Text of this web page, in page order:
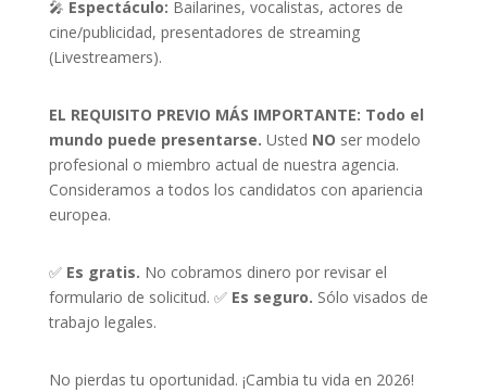
🎤 Espectáculo: Bailarines, vocalistas, actores de
cine/publicidad, presentadores de streaming
(Livestreamers).
EL REQUISITO PREVIO MÁS IMPORTANTE: Todo el
mundo puede presentarse. Usted NO ser modelo
profesional o miembro actual de nuestra agencia.
Consideramos a todos los candidatos con apariencia
europea.
✅ Es gratis. No cobramos dinero por revisar el
formulario de solicitud. ✅ Es seguro. Sólo visados de
trabajo legales.
No pierdas tu oportunidad. ¡Cambia tu vida en 2026!